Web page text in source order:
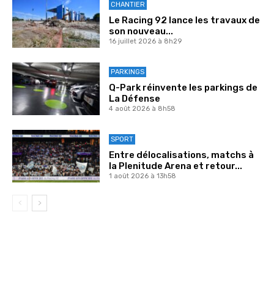
CHANTIER
Le Racing 92 lance les travaux de
son nouveau...
16 juillet 2026 à 8h29
PARKINGS
Q-Park réinvente les parkings de
La Défense
4 août 2026 à 8h58
SPORT
Entre délocalisations, matchs à
la Plenitude Arena et retour...
1 août 2026 à 13h58